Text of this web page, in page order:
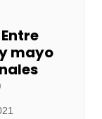
mayo